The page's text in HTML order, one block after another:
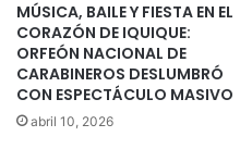
MÚSICA, BAILE Y FIESTA EN EL
CORAZÓN DE IQUIQUE:
ORFEÓN NACIONAL DE
CARABINEROS DESLUMBRÓ
CON ESPECTÁCULO MASIVO
abril 10, 2026